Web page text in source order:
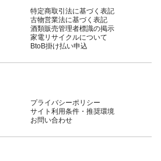
特定商取引法に基づく表記
古物営業法に基づく表記
酒類販売管理者標識の掲示
家電リサイクルについて
BtoB掛け払い申込
プライバシーポリシー
サイト利用条件・推奨環境
お問い合わせ